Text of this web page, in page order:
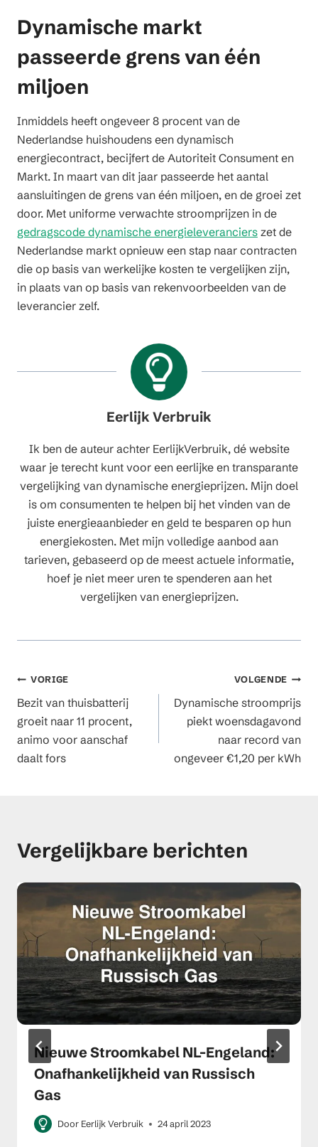
Dynamische markt
passeerde grens van één
miljoen
Inmiddels heeft ongeveer 8 procent van de
Nederlandse huishoudens een dynamisch
energiecontract, becijfert de Autoriteit Consument en
Markt. In maart van dit jaar passeerde het aantal
aansluitingen de grens van één miljoen, en de groei zet
door. Met uniforme verwachte stroomprijzen in de
gedragscode dynamische energieleveranciers zet de
Nederlandse markt opnieuw een stap naar contracten
die op basis van werkelijke kosten te vergelijken zijn,
in plaats van op basis van rekenvoorbeelden van de
leverancier zelf.
Eerlijk Verbruik
Ik ben de auteur achter EerlijkVerbruik, dé website
waar je terecht kunt voor een eerlijke en transparante
vergelijking van dynamische energieprijzen. Mijn doel
is om consumenten te helpen bij het vinden van de
juiste energieaanbieder en geld te besparen op hun
energiekosten. Met mijn volledige aanbod aan
tarieven, gebaseerd op de meest actuele informatie,
hoef je niet meer uren te spenderen aan het
vergelijken van energieprijzen.
Berichtnavigatie
VORIGE
Bezit van thuisbatterij
groeit naar 11 procent,
animo voor aanschaf
daalt fors
VOLGENDE
Dynamische stroomprijs
piekt woensdagavond
naar record van
ongeveer €1,20 per kWh
Vergelijkbare berichten
Nieuwe Stroomkabel NL-Engeland:
Onafhankelijkheid van Russisch
Gas
Door Eerlijk Verbruik 24 april 2023